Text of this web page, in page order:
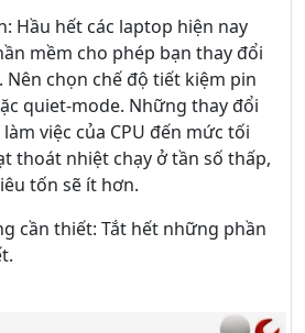
Hầu hết các laptop hiện nay
mềm cho phép bạn thay đổi
Nên chọn chế độ tiết kiệm pin
quiet-mode. Những thay đổi
việc của CPU đến mức tối
thoát nhiệt chạy ở tần số thấp,
tốn sẽ ít hơn.
cần thiết: Tắt hết những phần